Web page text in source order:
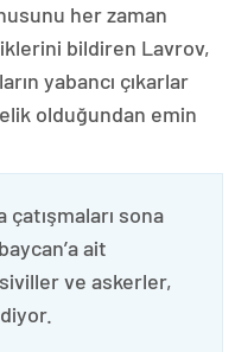
her zaman
bildiren Lavrov,
yabancı çıkarlar
olduğundan emin
çatışmaları sona
ait
ve askerler,